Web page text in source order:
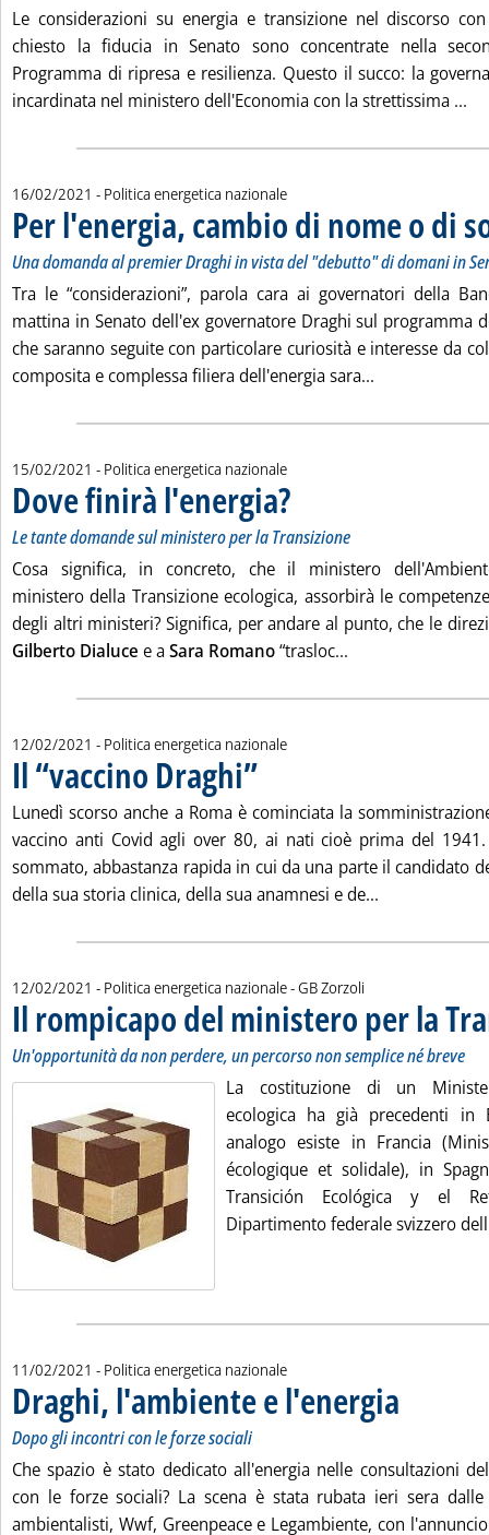
Le considerazioni su energia e transizione nel discorso
chiesto la fiducia in Senato sono concentrate nella
Programma di ripresa e resilienza. Questo il succo: la
incardinata nel ministero dell'Economia con la strettissima ...
16/02/2021 - Politica energetica nazionale
Per l'energia, cambio di nome o di
Una domanda al premier Draghi in vista del "debutto" di domani in
Tra le “considerazioni”, parola cara ai governatori della
mattina in Senato dell'ex governatore Draghi sul programma
che saranno seguite con particolare curiosità e interesse da
composita e complessa filiera dell'energia sara...
15/02/2021 - Politica energetica nazionale
Dove finirà l'energia?. Sottotitolo: Le tante domande sul
. Pubblicata lunedì 15 febbraio 2021
Le tante domande sul ministero per la Transizione
Cosa significa, in concreto, che il ministero
ministero della Transizione ecologica, assorbirà le
degli altri ministeri? Significa, per andare al punto, che le
Gilberto Dialuce e aSara Romano“trasloc...
12/02/2021 - Politica energetica nazionale
Il “vaccino Draghi”. Pubblicata venerdì 12 febbraio 2021 alle
Lunedì scorso anche a Roma è cominciata la
vaccino anti Covid agli over 80, ai nati cioè prima del
sommato, abbastanza rapida in cui da una parte il candidato
della sua storia clinica, della sua anamnesi e de...
12/02/2021 - Politica energetica nazionale -di:
GB Zorzoli
Il rompicapo del ministero per la
Un'opportunità da non perdere, un percorso non semplice né breve
La costituzione di un
ecologica ha già precedenti in
analogo esiste in Francia
écologique et solidale), in
Transición Ecológica y el
Dipartimento federale svizzero
11/02/2021 - Politica energetica nazionale
Draghi, l'ambiente e l'energia
Dopo gli incontri con le forze sociali
Che spazio è stato dedicato all'energia nelle consultazioni
con le forze sociali? La scena è stata rubata ieri sera
ambientalisti, Wwf, Greenpeace e Legambiente, con